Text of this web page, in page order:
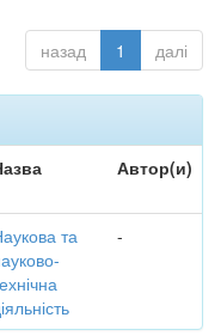
назад 1 далі
Автор(и)
та
-